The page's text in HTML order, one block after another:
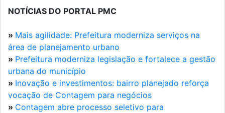
NOTÍCIAS DO PORTAL PMC
» Mais agilidade: Prefeitura moderniza serviços na
área de planejamento urbano
» Prefeitura moderniza legislação e fortalece a gestão
urbana do município
» Inovação e investimentos: bairro planejado reforça
vocação de Contagem para negócios
» Contagem abre processo seletivo para